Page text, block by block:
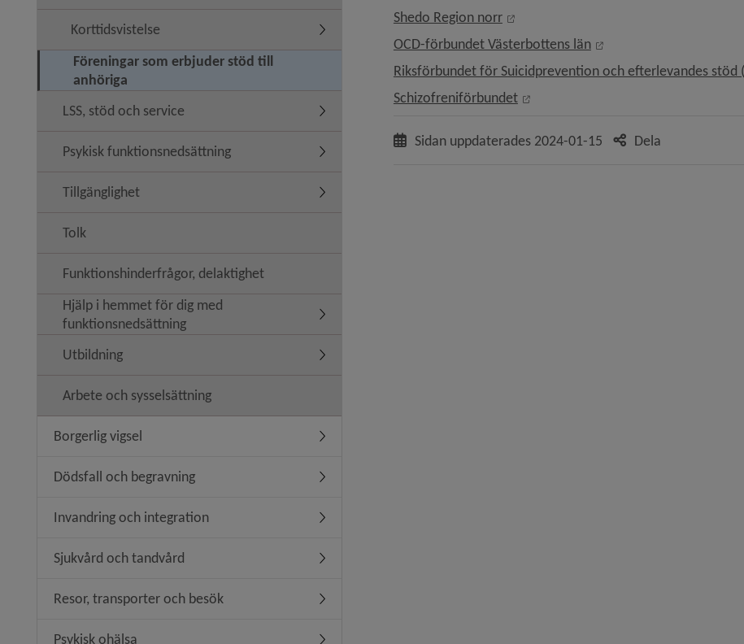
Korttidsvistelse Undermeny för Korttidsvistelse
Föreningar som erbjuder stöd till
anhöriga
LSS, stöd och service
Undermeny för LSS, stöd och service
Psykisk funktionsnedsättning Undermeny för Psykisk funktionsnedsättning
Tillgänglighet Undermeny för Tillgänglighet
Tolk
Funktionshinderfrågor, delaktighet
Hjälp i hemmet för dig med
funktionsnedsättning
Undermeny för Hjälp i hemmet för dig med funktionsnedsättning
Utbildning Undermeny för Utbildning
Arbete och sysselsättning
Borgerlig vigsel Undermeny för Borgerlig vigsel
Dödsfall och begravning Undermeny för Dödsfall och begravning
Invandring och integration Undermeny för Invandring och integration
Sjukvård och tandvård Undermeny för Sjukvård och tandvård
Resor, transporter och besök Undermeny för Resor, transporter och besök
Psykisk ohälsa
Shedo Region norr
Länk till annan webbplats, öppnas i nytt
OCD-förbundet Västerbottens län
Länk till annan
Riksförbundet för Suicidprevention och efterlevandes stöd
Schizofreniförbundet
Länk till annan webbplats, öppnas i
Sidan uppdaterades 2024-01-15 Dela